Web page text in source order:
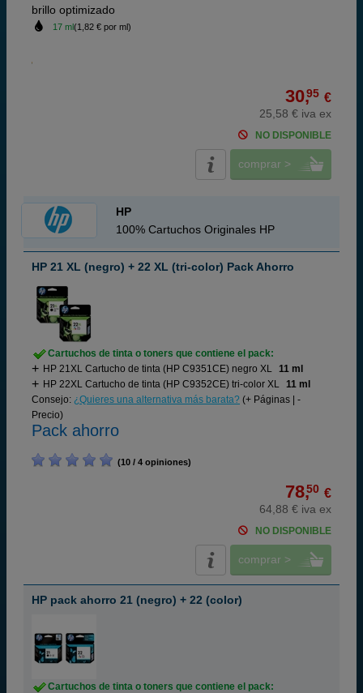
brillo optimizado
17 ml(1,82 € por ml)
30,95 €
25,58 € iva ex
NO DISPONIBLE
comprar >
HP
100% Cartuchos Originales HP
HP 21 XL (negro) + 22 XL (tri-color) Pack Ahorro
Cartuchos de tinta o toners que contiene el pack:
HP 21XL Cartucho de tinta (HP C9351CE) negro XL 11 ml
HP 22XL Cartucho de tinta (HP C9352CE) tri-color XL 11 ml
Consejo: ¿Quieres una alternativa más barata? (+ Páginas | -
Precio)
Pack ahorro
(10 / 4 opiniones)
78,50 €
64,88 € iva ex
NO DISPONIBLE
comprar >
HP pack ahorro 21 (negro) + 22 (color)
Cartuchos de tinta o toners que contiene el pack: